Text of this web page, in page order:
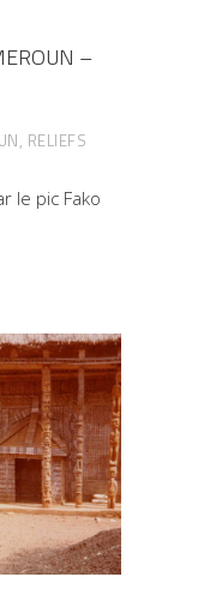
–
, RELIEFS
le pic Fako